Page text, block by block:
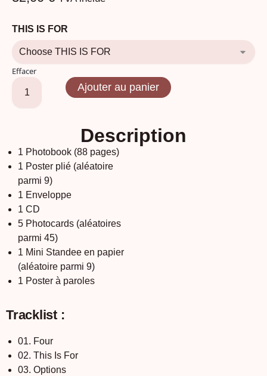
THIS IS FOR
Effacer
Ajouter au panier
Description
1 Photobook (88 pages)
1 Poster plié (aléatoire
parmi 9)
1 Enveloppe
1 CD
5 Photocards (aléatoires
parmi 45)
1 Mini Standee en papier
(aléatoire parmi 9)
1 Poster à paroles
Tracklist :
01. Four
02. This Is For
03. Options